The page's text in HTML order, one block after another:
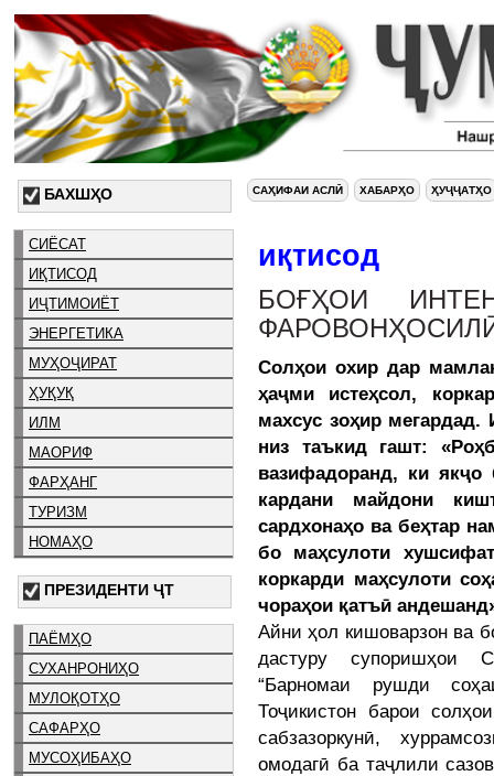
БАХШҲО
СИЁСАТ
ИҚТИСОД
ИҶТИМОИЁТ
ЭНЕРГЕТИКА
МУҲОҶИРАТ
ҲУҚУҚ
ИЛМ
МАОРИФ
ФАРҲАНГ
ТУРИЗМ
НОМАҲО
ПРЕЗИДЕНТИ ҶТ
ПАЁМҲО
СУХАНРОНИҲО
МУЛОҚОТҲО
САФАРҲО
МУСОҲИБАҲО
САҲИФАИ АСЛӢ ХАБАРҲО ҲУҶҶАТҲО
иқтисод
БОҒҲОИ
Солҳои охир дар
ҳаҷми истеҳсол,
махсус зоҳир
низ таъкид гашт:
вазифадоранд, ки якҷо
кардани майдони
сардхонаҳо ва беҳтар
бо маҳсулоти
коркарди маҳсулоти
чораҳои қатъӣ
Айни ҳол кишоварзон ва
дастуру супоришҳои
“Барномаи рушди
Тоҷикистон барои
сабзазоркунӣ,
омодагӣ ба таҷлили